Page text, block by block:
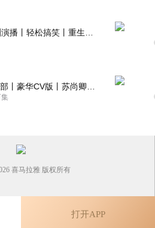
打开APP
喜马拉雅 版权所有